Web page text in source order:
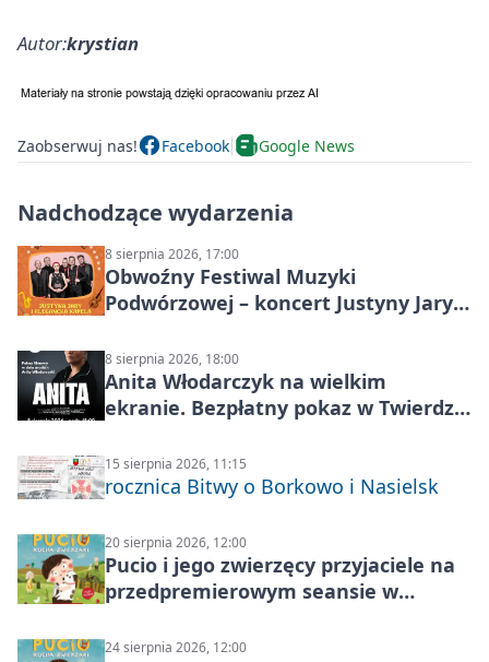
Autor:krystian
Zaobserwuj nas! Facebook Google News
Nadchodzące wydarzenia
8 sierpnia 2026, 17:00
Obwoźny Festiwal Muzyki
Podwórzowej – koncert Justyny Jary i
8 sierpnia 2026, 18:00
Anita Włodarczyk na wielkim
ekranie. Bezpłatny pokaz w Twierdzy
15 sierpnia 2026, 11:15
rocznica Bitwy o Borkowo i Nasielsk
20 sierpnia 2026, 12:00
Pucio i jego zwierzęcy przyjaciele na
przedpremierowym seansie w
24 sierpnia 2026, 12:00